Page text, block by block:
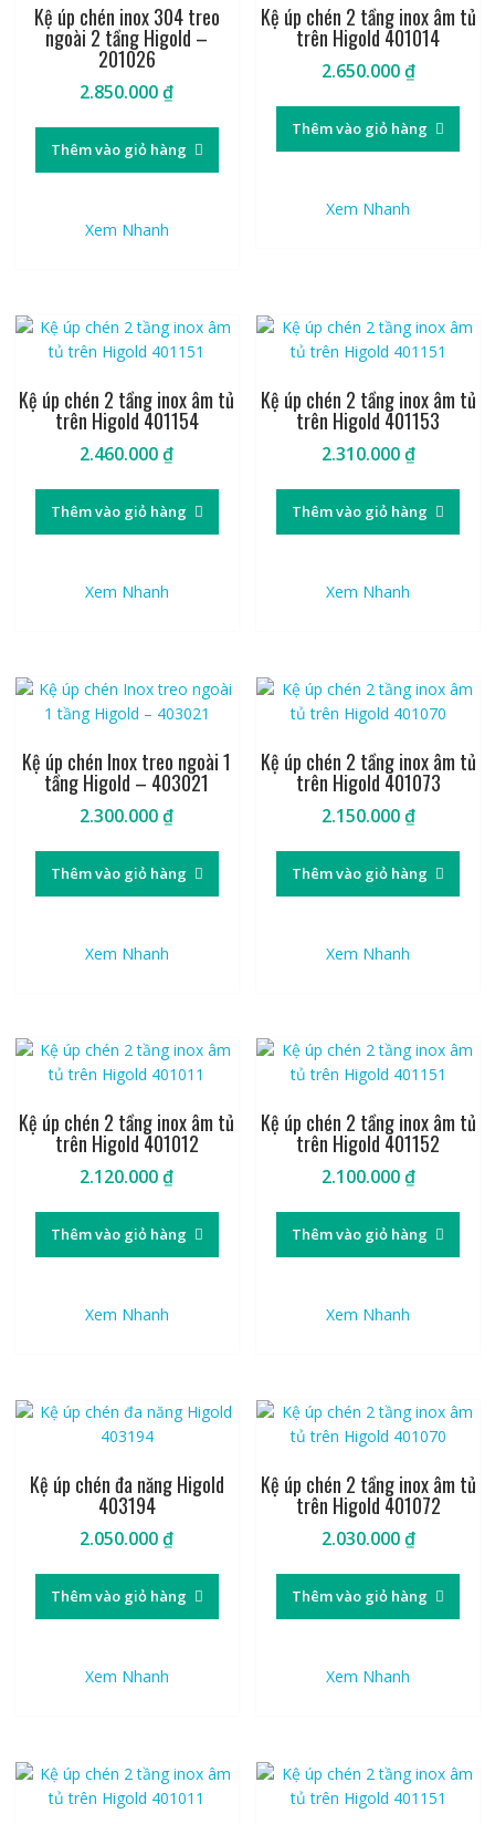
Kệ úp chén inox 304 treo
ngoài 2 tầng Higold –
201026
2.850.000₫
Thêm vào giỏ hàng
Xem Nhanh
Kệ úp chén 2 tầng inox âm tủ
trên Higold 401014
2.650.000₫
Thêm vào giỏ hàng
Xem Nhanh
Kệ úp chén 2 tầng inox âm tủ
trên Higold 401154
2.460.000₫
Thêm vào giỏ hàng
Xem Nhanh
Kệ úp chén 2 tầng inox âm tủ
trên Higold 401153
2.310.000₫
Thêm vào giỏ hàng
Xem Nhanh
Kệ úp chén Inox treo ngoài 1
tầng Higold – 403021
2.300.000₫
Thêm vào giỏ hàng
Xem Nhanh
Kệ úp chén 2 tầng inox âm tủ
trên Higold 401073
2.150.000₫
Thêm vào giỏ hàng
Xem Nhanh
Kệ úp chén 2 tầng inox âm tủ
trên Higold 401012
2.120.000₫
Thêm vào giỏ hàng
Xem Nhanh
Kệ úp chén 2 tầng inox âm tủ
trên Higold 401152
2.100.000₫
Thêm vào giỏ hàng
Xem Nhanh
Kệ úp chén đa năng Higold
403194
2.050.000₫
Thêm vào giỏ hàng
Xem Nhanh
Kệ úp chén 2 tầng inox âm tủ
trên Higold 401072
2.030.000₫
Thêm vào giỏ hàng
Xem Nhanh